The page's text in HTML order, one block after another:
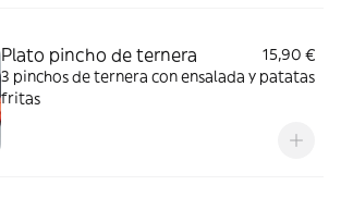
Plato pincho de ternera
15,90 €
3 pinchos de ternera con ensalada y patatas
fritas